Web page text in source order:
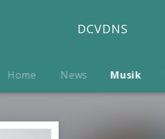
DCVDNS
Home News Musik